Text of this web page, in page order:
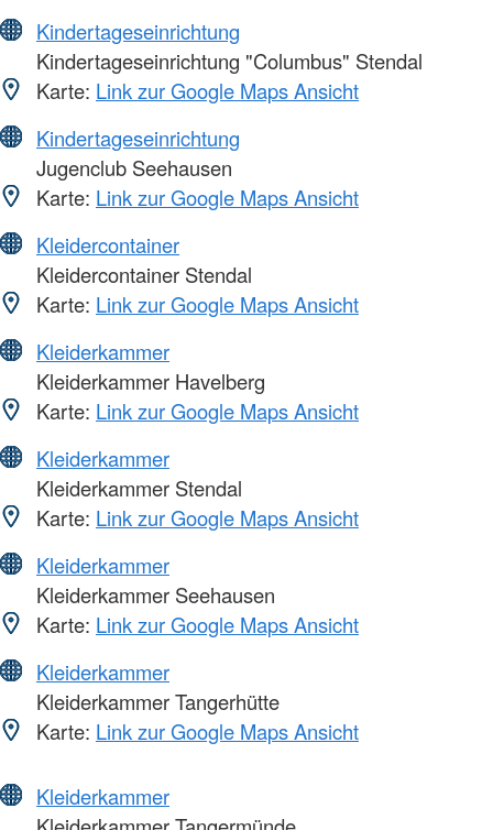
Kindertageseinrichtung
Kindertageseinrichtung "Columbus" Stendal
Karte: Link zur Google Maps Ansicht
Kindertageseinrichtung
Jugenclub Seehausen
Karte: Link zur Google Maps Ansicht
Kleidercontainer
Kleidercontainer Stendal
Karte: Link zur Google Maps Ansicht
Kleiderkammer
Kleiderkammer Havelberg
Karte: Link zur Google Maps Ansicht
Kleiderkammer
Kleiderkammer Stendal
Karte: Link zur Google Maps Ansicht
Kleiderkammer
Kleiderkammer Seehausen
Karte: Link zur Google Maps Ansicht
Kleiderkammer
Kleiderkammer Tangerhütte
Karte: Link zur Google Maps Ansicht
Kleiderkammer